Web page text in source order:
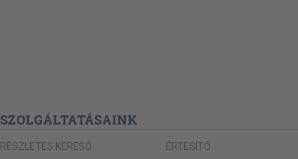
SZOLGÁLTATÁSAINK
RÉSZLETES KERESŐ ÉRTESÍTŐ